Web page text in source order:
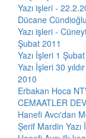
Yazı işleri -
Dücane
Yazı işleri -
Şubat 2011
Yazı İşleri 1
Yazı İşleri 30
2010
Erbakan Hoca
CEMAATLER
Hanefi Avcı'dan
Şerif Mardin Yazı